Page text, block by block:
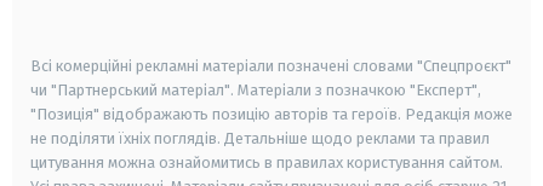
Всі комерційні рекламні матеріали позначені словами "Спецпроєкт"
чи "Партнерський матеріал". Матеріали з позначкою "Експерт",
"Позиція" відображають позицію авторів та героїв. Редакція може
не поділяти їхніх поглядів. Детальніше щодо реклами та правил
цитування можна ознайомитись в правилах користування сайтом.